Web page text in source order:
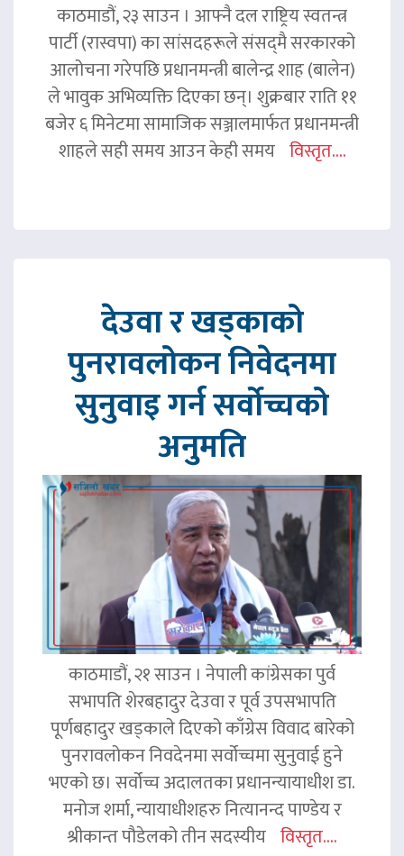
काठमाडौं, २३ साउन । आफ्नै दल राष्ट्रिय स्वतन्त्र
पार्टी (रास्वपा) का सांसदहरूले संसद्‌मै सरकारको
आलोचना गरेपछि प्रधानमन्त्री बालेन्द्र शाह (बालेन)
ले भावुक अभिव्यक्ति दिएका छन्। शुक्रबार राति ११
बजेर ६ मिनेटमा सामाजिक सञ्जालमार्फत प्रधानमन्त्री
शाहले सही समय आउन केही समय विस्तृत....
देउवा र खड्काको
पुनरावलोकन निवेदनमा
सुनुवाइ गर्न सर्वोच्चको
अनुमति
काठमाडौं, २१ साउन । नेपाली कांग्रेसका पुर्व
सभापति शेरबहादुर देउवा र पूर्व उपसभापति
पूर्णबहादुर खड्काले दिएको काँग्रेस विवाद बारेको
पुनरावलोकन निवदेनमा सर्वोच्चमा सुनुवाई हुने
भएको छ। सर्वोच्च अदालतका प्रधानन्यायाधीश डा.
मनोज शर्मा, न्यायाधीशहरु नित्यानन्द पाण्डेय र
श्रीकान्त पौडेलको तीन सदस्यीय विस्तृत....